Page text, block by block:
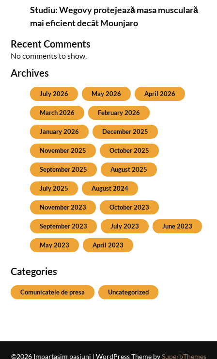
Studiu: Wegovy protejează masa musculară
mai eficient decât Mounjaro
Recent Comments
No comments to show.
Archives
July 2026 May 2026 April 2026
March 2026 February 2026
January 2026 December 2025
November 2025 October 2025
September 2025 August 2025
July 2025 August 2024
November 2023 October 2023
September 2023 July 2023 June 2023
May 2023 April 2023
Categories
Comunicatele de presa Uncategorized
©2026 Impartasim pasiuni | WordPress Theme bySuperbThemes